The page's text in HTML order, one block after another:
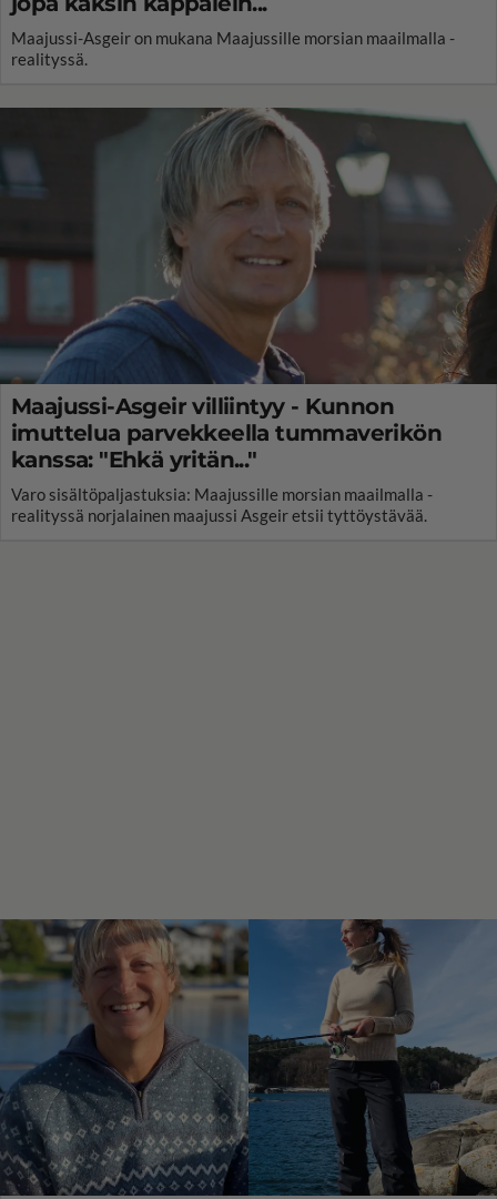
Maajussi-Asgeir on mukana Maajussille morsian maailmalla -
realityssä.
Maajussi-Asgeir villiintyy - Kunnon
imuttelua parvekkeella tummaverikön
kanssa: "Ehkä yritän..."
Varo sisältöpaljastuksia: Maajussille morsian maailmalla -
realityssä norjalainen maajussi Asgeir etsii tyttöystävää.